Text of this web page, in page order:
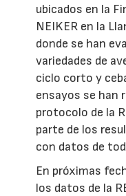
ubicados en la
NEIKER en la
donde se han
variedades de
ciclo corto y
ensayos se han
protocolo de la
parte de los
con datos de
En próximas
los datos de la